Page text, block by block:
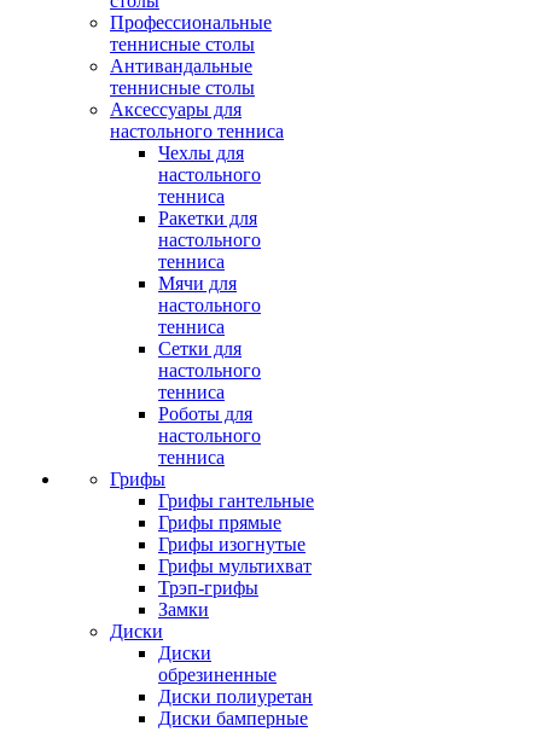
Профессиональные
теннисные столы
Антивандальные
теннисные столы
Аксессуары для
настольного тенниса
Чехлы для
настольного
тенниса
Ракетки для
настольного
тенниса
Мячи для
настольного
тенниса
Сетки для
настольного
тенниса
Роботы для
настольного
тенниса
Грифы
Грифы гантельные
Грифы прямые
Грифы изогнутые
Грифы мультихват
Трэп-грифы
Замки
Диски
Диски
обрезиненные
Диски полиуретан
Диски бамперные